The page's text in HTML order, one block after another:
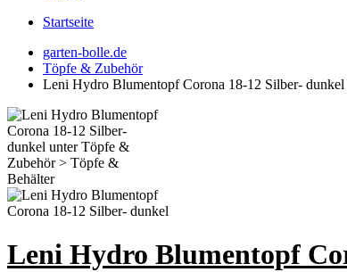
Startseite
garten-bolle.de
Töpfe & Zubehör
Leni Hydro Blumentopf Corona 18-12 Silber- dunkel
Leni Hydro Blumentopf